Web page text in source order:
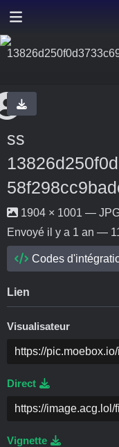
ss
1904 × 1001 —
Envoyé il y a 1 an —
Codes
Lien
Visualisateur
Direct
Vignette